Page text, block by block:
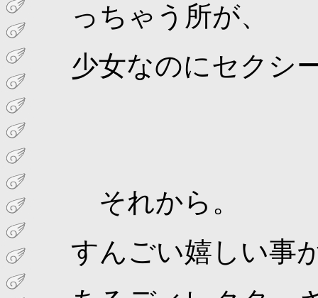
っちゃう所が、
少女なのにセクシ
それから。
すんごい嬉しい事